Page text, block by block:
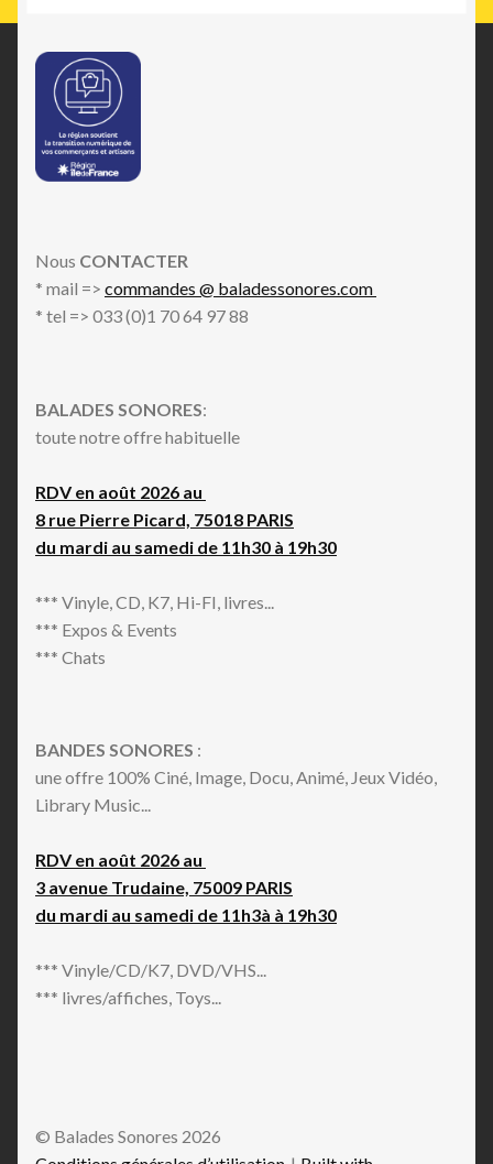
Nous CONTACTER
* mail => commandes @ baladessonores.com
* tel => 033 (0)1 70 64 97 88
BALADES SONORES:
toute notre offre habituelle
RDV en août 2026 au
8 rue Pierre Picard, 75018 PARIS
du mardi au samedi de 11h30 à 19h30
*** Vinyle, CD, K7, Hi-FI, livres...
*** Expos & Events
*** Chats
BANDES SONORES :
une offre 100% Ciné, Image, Docu, Animé, Jeux Vidéo,
Library Music...
RDV en août 2026 au
3 avenue Trudaine, 75009 PARIS
du mardi au samedi de 11h3à à 19h30
*** Vinyle/CD/K7, DVD/VHS...
*** livres/affiches, Toys...
© Balades Sonores 2026